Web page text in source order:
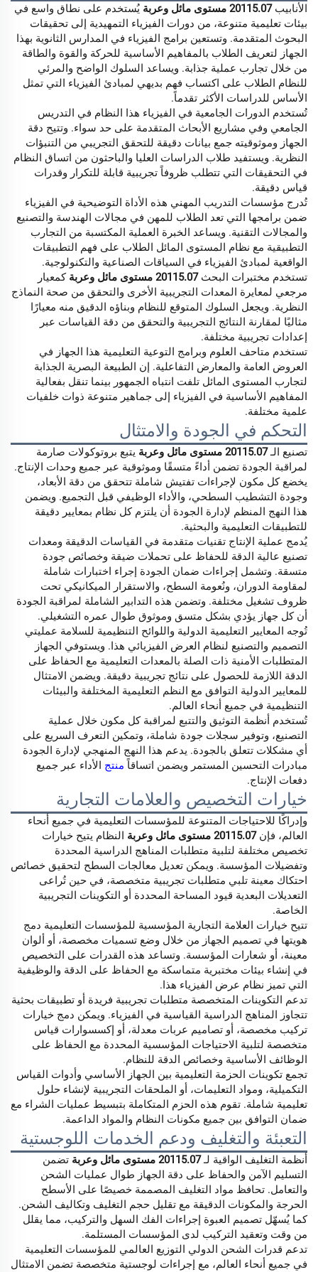
الأنابيب20115.07 مستوى مائل وعربة
يُستخدم على نطاق واسع في
بيئات تعليمية متنوعة، من دورات الفيزياء التمهيدية إلى تحقيقات
البحوث المتقدمة. وتستعين برامج الفيزياء في المدارس الثانوية بهذا
الجهاز لتعريف الطلاب بالمفاهيم الأساسية للحركة والقوة والطاقة
من خلال تجارب عملية جذابة. ويساعد السلوك الواضح والمرئي
للنظام الطلاب على اكتساب فهم بديهي لمبادئ الفيزياء التي تمثل
الأساس للدراسات الأكثر تقدماً.
تُستخدم الدورات الجامعية في الفيزياء هذا النظام في التدريس
الجامعي وفي مشاريع الأبحاث المتقدمة على حد سواء. وتتيح دقة
الجهاز وموثوقيته جمع بيانات دقيقة للتحقق التجريبي من التنبؤات
النظرية. ويستفيد طلاب الدراسات العليا والباحثون من اتساق النظام
في التحقيقات التي تتطلب ظروفاً تجريبية قابلة للتكرار وقدرات
قياس دقيقة.
تُدرج مؤسسات التدريب المهني هذه الأداة التوضيحية في الفيزياء
ضمن برامجها التي تعد الطلاب للمهن في مجالات الهندسة والتصنيع
والمجالات التقنية. ويساعد الخبرة العملية المكتسبة من التجارب
التطبيقية مع نظام المستوى المائل الطلاب على فهم التطبيقات
الواقعية لمبادئ الفيزياء في السياقات الصناعية والتكنولوجية.
تستخدم مختبرات البحث20115.07 مستوى مائل وعربة
كمعيار
مرجعي لمعايرة المعدات التجريبية الأخرى والتحقق من صحة النماذج
النظرية. ويجعل السلوك المتوقع للنظام وبناؤه الدقيق منه معيارًا
مثاليًا لمقارنة النتائج التجريبية والتحقق من دقة القياسات عبر
إعدادات تجريبية مختلفة.
تستخدم متاحف العلوم وبرامج التوعية التعليمية هذا الجهاز في
العروض العامة والمعارض التفاعلية. إن الطبيعة البصرية الجذابة
لتجارب المستوى المائل تلفت انتباه الجمهور بينما تنقل بفعالية
المفاهيم الأساسية في الفيزياء إلى جماهير متنوعة ذوات خلفيات
علمية مختلفة.
التحكم في الجودة والامتثال
تصنيع الـ20115.07 مستوى مائل وعربة
يتبع بروتوكولات صارمة
لمراقبة الجودة تضمن أداءً متسقًا وموثوقية عبر جميع وحدات الإنتاج.
يخضع كل مكون لإجراءات تفتيش شاملة تتحقق من دقة الأبعاد،
وجودة التشطيب السطحي، والأداء الوظيفي قبل التجميع. ويضمن
هذا النهج المنظم لإدارة الجودة أن يلتزم كل نظام بمعايير دقيقة
للتطبيقات التعليمية والبحثية.
يُدمج عملية الإنتاج تقنيات متقدمة في القياسات الدقيقة ومعدات
تصنيع عالية الدقة للحفاظ على تحملات ضيقة وخصائص جودة
متسقة. وتشمل إجراءات ضمان الجودة إجراء اختبارات شاملة
لمقاومة الدوران، ونُعومة السطح، والاستقرار الميكانيكي تحت
ظروف تشغيل مختلفة. وتضمن هذه التدابير الشاملة لمراقبة الجودة
أن كل جهاز يؤدي بشكل متسق وموثوق طوال عمره التشغيلي.
تُوجه المعايير التعليمية الدولية واللوائح التنظيمية للسلامة عمليتي
التصميم والتصنيع لنظام العرض الفيزيائي هذا. ويستوفي الجهاز
المتطلبات الأمنية ذات الصلة بالمعدات التعليمية مع الحفاظ على
الدقة اللازمة للحصول على نتائج تجريبية دقيقة. ويضمن الامتثال
للمعايير الدولية التوافق مع النظم التعليمية المختلفة والبيئات
التنظيمية في جميع أنحاء العالم.
تُستخدم أنظمة التوثيق والتتبع لمراقبة كل مكون خلال عملية
التصنيع، وتوفير سجلات جودة شاملة، وتمكين التعرف السريع على
أي مشكلات تتعلق بالجودة. يدعم هذا النهج المنهجي لإدارة الجودة
مبادرات التحسين المستمر ويضمن اتساقاً منتج الأداء عبر جميع
دفعات الإنتاج.
خيارات التخصيص والعلامات التجارية
وإدراكًا للاحتياجات المتنوعة للمؤسسات التعليمية في جميع أنحاء
العالم، فإن20115.07 مستوى مائل وعربة
النظام يتيح خيارات
تخصيص مختلفة لتلبية متطلبات المناهج الدراسية المحددة
وتفضيلات المؤسسة. ويمكن تعديل معالجات السطح لتحقيق خصائص
احتكاك معينة تلبي متطلبات تجريبية متخصصة، في حين تُراعى
التعديلات البعدية قيود المساحة المحددة أو التكوينات التجريبية
الخاصة.
تتيح خيارات العلامة التجارية المؤسسية للمؤسسات التعليمية دمج
هويتها في تصميم الجهاز من خلال وضع تسميات مخصصة، أو ألوان
معينة، أو شعارات المؤسسة. وتساعد هذه القدرات على التخصيص
في إنشاء بيئات مختبرية متماسكة مع الحفاظ على الدقة والوظيفية
التي تميز نظام عرض الفيزياء هذا.
تدعم التكوينات المتخصصة متطلبات تجريبية فريدة أو تطبيقات بحثية
تتجاوز المناهج الدراسية القياسية في الفيزياء. ويمكن دمج خيارات
تركيب مخصصة، أو تصاميم عربات معدلة، أو إكسسوارات قياس
متخصصة لتلبية الاحتياجات المؤسسية المحددة مع الحفاظ على
الوظائف الأساسية وخصائص الدقة للنظام.
تجمع تكوينات الحزمة التعليمية بين الجهاز الأساسي وأدوات القياس
التكميلية، ومواد التعليمات، أو الملحقات التجريبية لإنشاء حلول
تعليمية شاملة. تقوم هذه الحزم المتكاملة بتبسيط عمليات الشراء مع
ضمان التوافق بين جميع مكونات النظام والمواد الداعمة.
التعبئة والتغليف ودعم الخدمات اللوجستية
أنظمة التغليف الواقية لـ20115.07 مستوى مائل وعربة
تضمن
التسليم الآمن والحفاظ على دقة الجهاز طوال عمليات الشحن
والتعامل. تحافظ مواد التغليف المصممة خصيصًا على الأسطح
الحرجة والمكونات الدقيقة مع تقليل حجم التغليف وتكاليف الشحن.
كما يُسهّل تصميم العبوة إجراءات الفك السهل والتركيب، مما يقلل
من وقت وتعقيد التركيب لدى المؤسسات المستلمة.
تدعم قدرات الشحن الدولي التوزيع العالمي للمؤسسات التعليمية
في جميع أنحاء العالم، مع إجراءات لوجستية متخصصة تضمن الامتثال